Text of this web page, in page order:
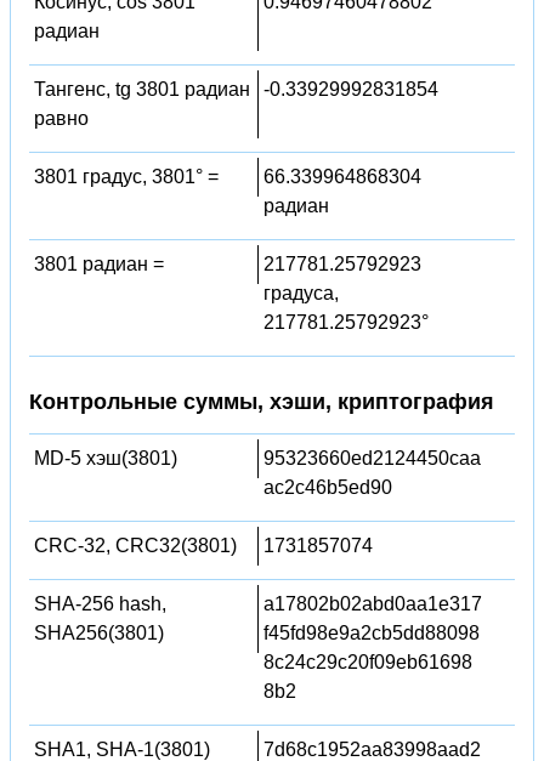
радиан
Тангенс, tg 3801 радиан
равно
-0.33929992831854
3801 градус, 3801° =
66.339964868304
радиан
3801 радиан =
217781.25792923
градуса,
217781.25792923°
Контрольные суммы, хэши, криптография
MD-5 хэш(3801)
95323660ed2124450caa
ac2c46b5ed90
CRC-32, CRC32(3801) 1731857074
SHA-256 hash,
SHA256(3801)
a17802b02abd0aa1e317
f45fd98e9a2cb5dd88098
8c24c29c20f09eb61698
8b2
SHA1, SHA-1(3801)
7d68c1952aa83998aad2